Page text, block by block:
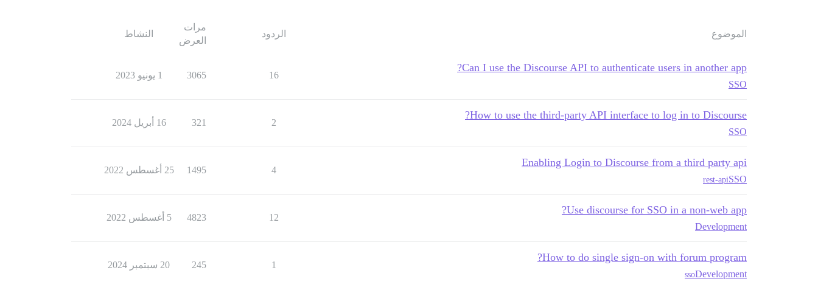
الموضوع الردود
مرات
العرض
النشاط
Can I use the Discourse API to authenticate users in another app?
SSO
16
3065 1 يونيو 2023
How to use the third-party API interface to log in to Discourse?
SSO
2
321 16 أبريل 2024
Enabling Login to Discourse from a third party api
SSO
rest-api
4
1495 25 أغسطس 2022
Use discourse for SSO in a non-web app?
Development
12
4823 5 أغسطس 2022
How to do single sign-on with forum program?
Development
sso
1
245 20 سبتمبر 2024